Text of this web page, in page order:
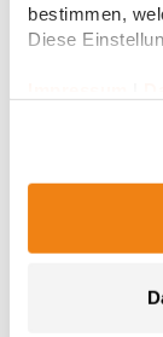
bestimmen,
Diese